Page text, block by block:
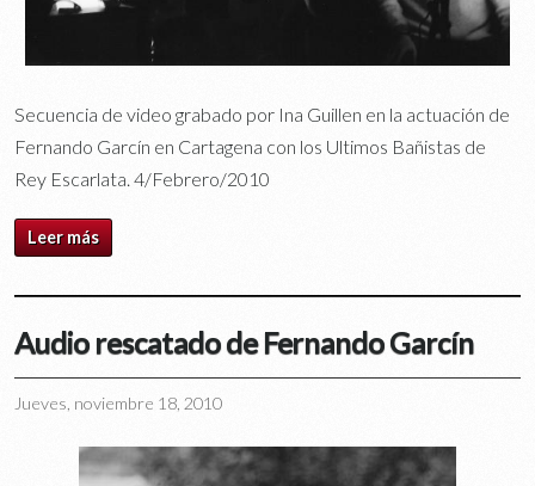
Secuencia de video grabado por Ina Guillen en la actuación de
Fernando Garcín en Cartagena con los Ultimos Bañistas de
Rey Escarlata. 4/Febrero/2010
Leer más
Audio rescatado de Fernando Garcín
Jueves, noviembre 18, 2010